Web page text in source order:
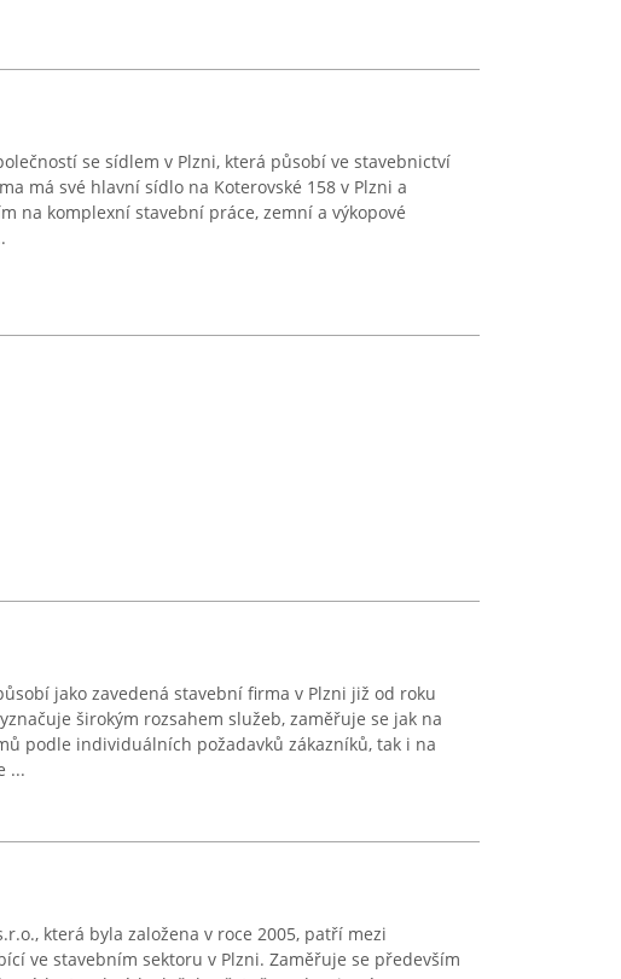
se sídlem v Plzni, která působí ve stavebnictví
má své hlavní sídlo na Koterovské 158 v Plzni a
na komplexní stavební práce, zemní a výkopové
jako zavedená stavební firma v Plzni již od roku
širokým rozsahem služeb, zaměřuje se jak na
podle individuálních požadavků zákazníků, tak i na
...
která byla založena v roce 2005, patří mezi
ve stavebním sektoru v Plzni. Zaměřuje se především